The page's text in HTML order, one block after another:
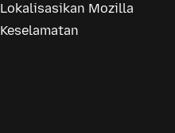
Lokalisasikan Mozilla
Keselamatan